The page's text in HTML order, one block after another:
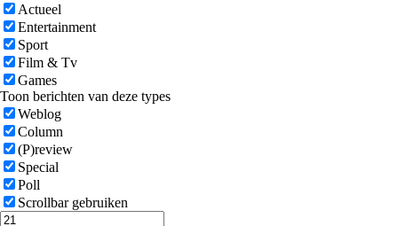
Actueel
Entertainment
Sport
Film & Tv
Games
Toon berichten van deze types
Weblog
Column
(P)review
Special
Poll
Scrollbar gebruiken